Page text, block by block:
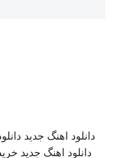
دانلود اهنگ جدید
دانلود اهنگ جدید